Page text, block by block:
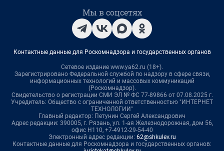
Мы в соцсетях
Контактные данные для Роскомнадзора и государственных органов
Сетевое издание www.ya62.ru (18+).
Зарегистрировано Федеральной службой по надзору в сфере связи,
информационных технологий и массовых коммуникаций
(Роскомнадзор).
Свидетельство о регистрации СМИ ЭЛ № ФС 77-89866 от 07.08.2025 г.
Учредитель: Общество с ограниченной ответственностью "ИНТЕРНЕТ
ТЕХНОЛОГИИ"
Главный редактор: Петунин Сергей Александрович
Адрес редакции: 390005, г. Рязань, ул. 1-ая Железнодорожная, дом 56,
офис Н110, +7-4912-29-54-40
Электронный адрес редакции: 62@shkulev.ru
Контактные данные для Роскомнадзора и государственных органов: